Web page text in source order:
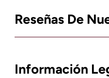
Reseñas De
Información